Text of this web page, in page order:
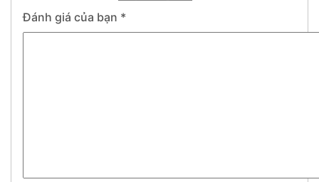
Đánh giá của bạn *